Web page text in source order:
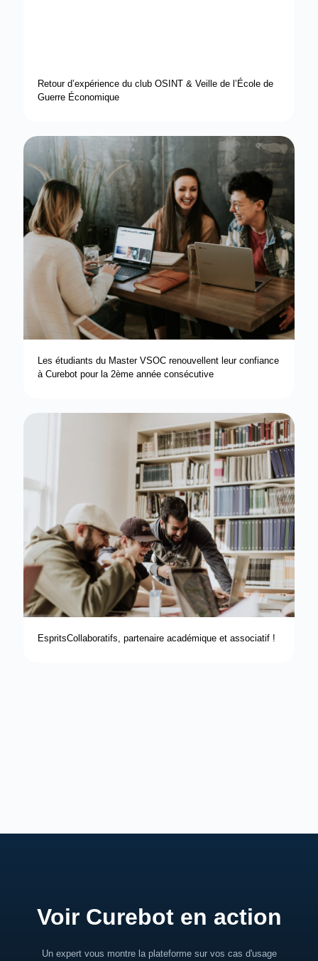
Retour d’expérience du club OSINT & Veille de l’École de
Guerre Économique
Les étudiants du Master VSOC renouvellent leur confiance
à Curebot pour la 2ème année consécutive
EspritsCollaboratifs, partenaire académique et associatif !
Voir Curebot en action
Un expert vous montre la plateforme sur vos cas d'usage